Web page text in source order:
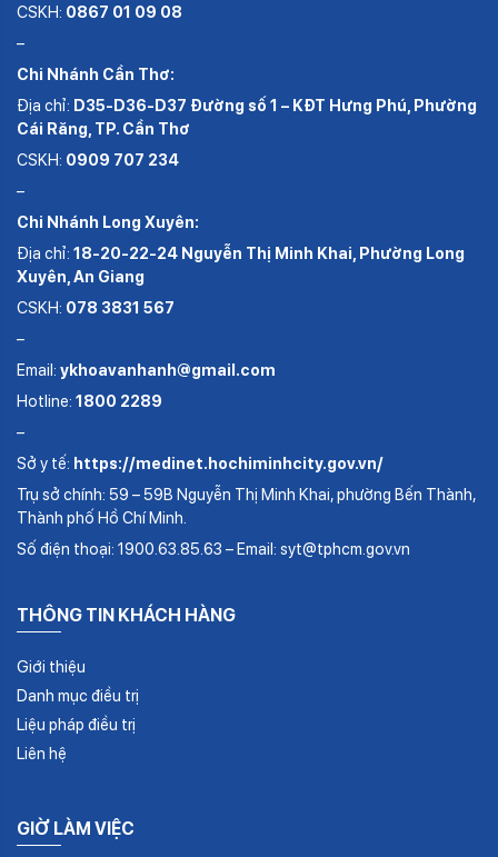
CSKH: 0867 01 09 08
–
Chi Nhánh Cần Thơ:
Địa chỉ: D35-D36-D37 Đường số 1 – KĐT Hưng Phú, Phường
Cái Răng, TP. Cần Thơ
CSKH: 0909 707 234
–
Chi Nhánh Long Xuyên:
Địa chỉ: 18-20-22-24 Nguyễn Thị Minh Khai, Phường Long
Xuyên, An Giang
CSKH: 078 3831 567
–
Email: ykhoavanhanh@gmail.com
Hotline: 1800 2289
–
Sở y tế: https://medinet.hochiminhcity.gov.vn/
Trụ sở chính: 59 – 59B Nguyễn Thị Minh Khai, phường Bến Thành,
Thành phố Hồ Chí Minh.
Số điện thoại: 1900.63.85.63 – Email: syt@tphcm.gov.vn
THÔNG TIN KHÁCH HÀNG
Giới thiệu
Danh mục điều trị
Liệu pháp điều trị
Liên hệ
GIỜ LÀM VIỆC